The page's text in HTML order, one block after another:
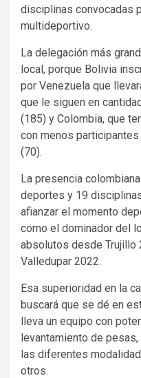
disciplinas convocadas
multideportivo.
La delegación más
local, porque Bolivia
por Venezuela que
que le siguen en
(185) y Colombia, que
con menos
(70).
La presencia
deportes y 19
afianzar el momento
como el dominador del
absolutos desde Trujillo
Valledupar 2022.
Esa superioridad en la
buscará que se dé en
lleva un equipo con
levantamiento de
las diferentes
otros.